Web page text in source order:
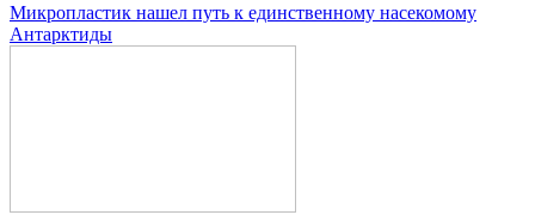
Микропластик нашел путь к единственному насекомому
Антарктиды